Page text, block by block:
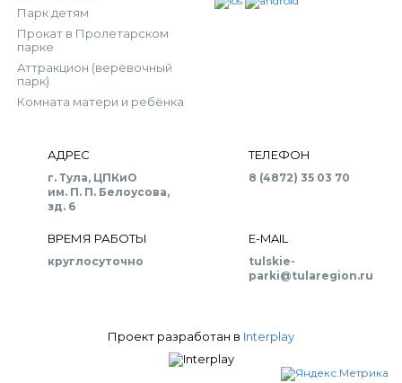
Парк детям
Прокат в Пролетарском
парке
Аттракцион (верёвочный
парк)
Комната матери и ребёнка
АДРЕС
г. Тула, ЦПКиО
им. П. П. Белоусова,
зд. 6
ТЕЛЕФОН
8 (4872) 35 03 70
ВРЕМЯ РАБОТЫ
круглосуточно
E-MAIL
tulskie-
parki@tularegion.ru
Проект разработан в Interplay